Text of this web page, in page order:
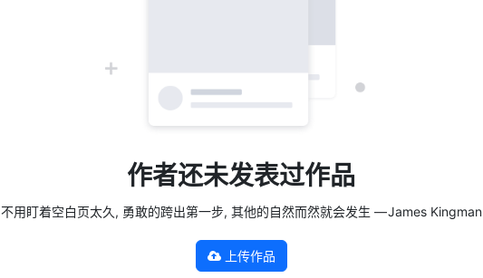
作者还未发表过作品
不用盯着空白页太久, 勇敢的跨出第一步, 其他的自然而然就会发生 — James Kingman
上传作品